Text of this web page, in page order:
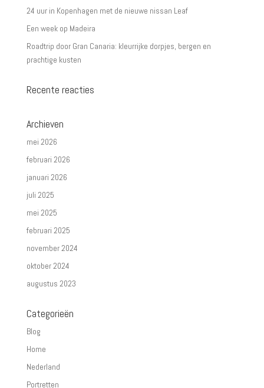
24 uur in Kopenhagen met de nieuwe nissan Leaf
Een week op Madeira
Roadtrip door Gran Canaria: kleurrijke dorpjes, bergen en
prachtige kusten
Recente reacties
Archieven
mei 2026
februari 2026
januari 2026
juli 2025
mei 2025
februari 2025
november 2024
oktober 2024
augustus 2023
Categorieën
Blog
Home
Nederland
Portretten